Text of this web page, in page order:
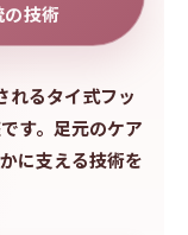
技術
れるタイ式フッ
す。足元のケア
に支える技術を